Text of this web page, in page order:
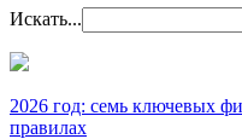
Искать...
2026 год: семь ключевых
правилах